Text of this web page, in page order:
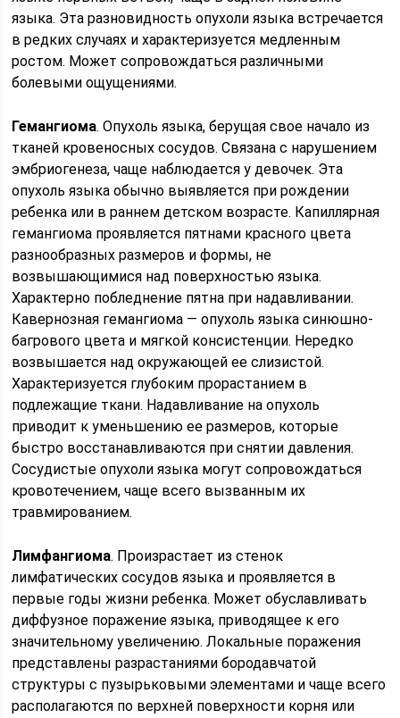
языка. Эта разновидность опухоли языка встречается
в редких случаях и характеризуется медленным
ростом. Может сопровождаться различными
болевыми ощущениями.
Гемангиома. Опухоль языка, берущая свое начало из
тканей кровеносных сосудов. Связана с нарушением
эмбриогенеза, чаще наблюдается у девочек. Эта
опухоль языка обычно выявляется при рождении
ребенка или в раннем детском возрасте. Капиллярная
гемангиома проявляется пятнами красного цвета
разнообразных размеров и формы, не
возвышающимися над поверхностью языка.
Характерно побледнение пятна при надавливании.
Кавернозная гемангиома — опухоль языка синюшно-
багрового цвета и мягкой консистенции. Нередко
возвышается над окружающей ее слизистой.
Характеризуется глубоким прорастанием в
подлежащие ткани. Надавливание на опухоль
приводит к уменьшению ее размеров, которые
быстро восстанавливаются при снятии давления.
Сосудистые опухоли языка могут сопровождаться
кровотечением, чаще всего вызванным их
травмированием.
Лимфангиома. Произрастает из стенок
лимфатических сосудов языка и проявляется в
первые годы жизни ребенка. Может обуславливать
диффузное поражение языка, приводящее к его
значительному увеличению. Локальные поражения
представлены разрастаниями бородавчатой
структуры с пузырьковыми элементами и чаще всего
располагаются по верхней поверхности корня или